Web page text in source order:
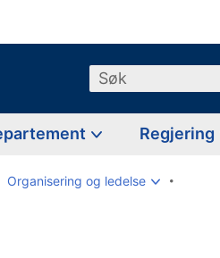
Søk
Regjering
Organisering og ledelse